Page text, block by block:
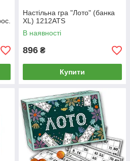
Настільна гра "Лото" (банка
XL) 1212ATS
В наявності
896 ₴
Купити